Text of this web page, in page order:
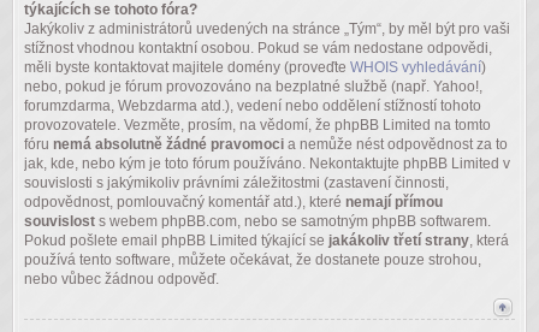
týkajících se tohoto fóra?
Jakýkoliv z administrátorů uvedených na stránce „Tým“, by měl být pro vaši
stížnost vhodnou kontaktní osobou. Pokud se vám nedostane odpovědi,
měli byste kontaktovat majitele domény (proveďte WHOIS vyhledávání)
nebo, pokud je fórum provozováno na bezplatné službě (např. Yahoo!,
forumzdarma, Webzdarma atd.), vedení nebo oddělení stížností tohoto
provozovatele. Vezměte, prosím, na vědomí, že phpBB Limited na tomto
fóru nemá absolutně žádné pravomoci a nemůže nést odpovědnost za to
jak, kde, nebo kým je toto fórum používáno. Nekontaktujte phpBB Limited v
souvislosti s jakýmikoliv právními záležitostmi (zastavení činnosti,
odpovědnost, pomlouvačný komentář atd.), které nemají přímou
souvislost s webem phpBB.com, nebo se samotným phpBB softwarem.
Pokud pošlete email phpBB Limited týkající se jakákoliv třetí strany, která
používá tento software, můžete očekávat, že dostanete pouze strohou,
nebo vůbec žádnou odpověď.